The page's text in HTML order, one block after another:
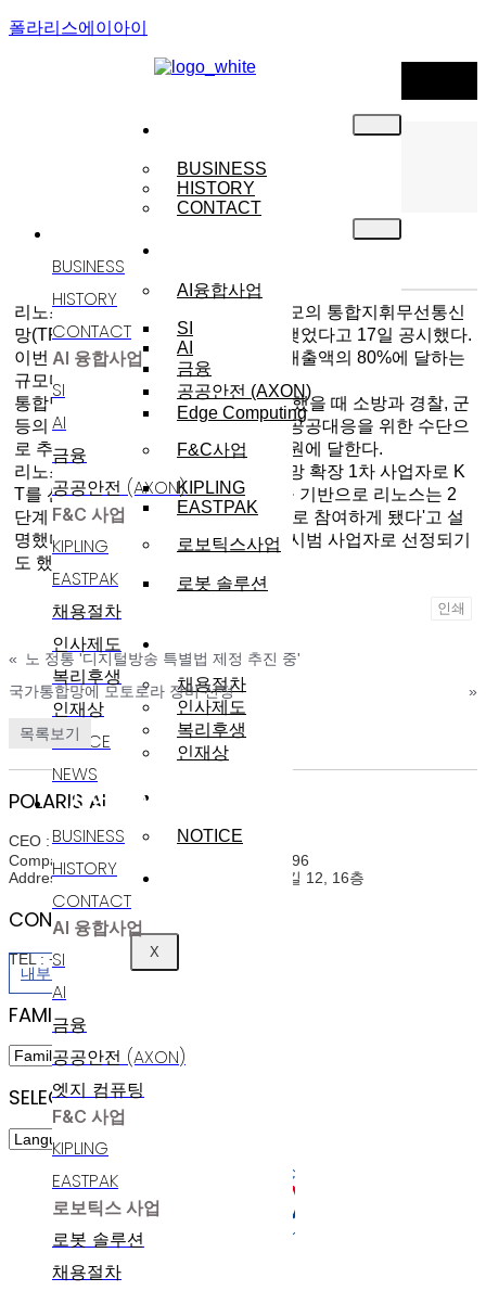
폴라리스에이아이
BUSINESS
HISTORY
CONTACT
AI융합사업
SI
AI
금융
공공안전 (AXON)
Edge Computing
F&C사업
KIPLING
EASTPAK
로보틱스사업
로봇 솔루션
채용절차
인사제도
복리후생
인재상
NOTICE
X
BUSINESS
HISTORY
CONTACT
AI 융합사업
SI
AI
금융
공공안전 (AXON)
F&C 사업
KIPLING
EASTPAK
채용절차
인사제도
복리후생
인재상
NOTICE
NEWS
사업분야
BUSINESS
HISTORY
CONTACT
AI 융합사업
SI
AI
금융
공공안전 (AXON)
엣지 컴퓨팅
F&C 사업
KIPLING
EASTPAK
로보틱스 사업
로봇 솔루션
채용절차
NEWS
리노스, KT와 269억 규모 TRS 구축 계약
리노스(039980)는 KT와 269억원 규모의 통합지휘무선통신
망(TRS) 구축.확장 1차사업 계약을 맺었다고 17일 공시했다.
이번 계약은 리노스의 지난 2005년 매출액의 80%에 달하는
규모다.
통합망 사업이란 재해와 사고가 발생했을 때 소방과 경찰, 군
등의 공공안전기관들이 일사불란한 공공대응을 위한 수단으
로 추진되는 사업. 규모는 총 3800억원에 달한다.
리노스는 '소방방재청은 2단계, 통합망 확장 1차 사업자로 K
T를 선정했으며, 이번 KT와의 계약을 기반으로 리노스는 2
단계 통합망 구축 사업에도 본격적으로 참여하게 됐다'고 설
명했다. 리노스는 1단계였던 통합망 시범 사업자로 선정되기
도 했다.
인쇄
«
노 정통 '디지털방송 특별법 제정 추진 중'
국가통합망에 모토로라 장비 선정
»
목록보기
POLARIS AI
CEO : 윤정희(Junghee Yoon)
Company Registration Num : 214-86-07396
Address : 서울특별시 구로구 디지털로31길 12, 16층
CONTACT INFO
TEL : +82-2-3489-6800
내부정보관리규정
FAMILY SITES
SELECT LANGUAGE